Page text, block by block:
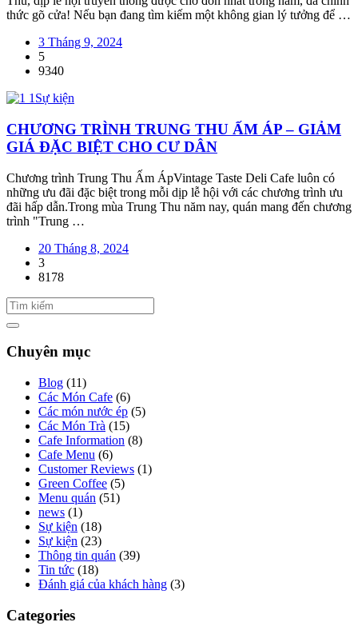
thức gõ cửa! Nếu bạn đang tìm kiếm một không gian lý tưởng để …
3 Tháng 9, 2024
5
9340
Sự kiện
CHƯƠNG TRÌNH TRUNG THU ẤM ÁP – GIẢM
GIÁ ĐẶC BIỆT CHO CƯ DÂN
Chương trình Trung Thu Ấm Áp ​Vintage Taste Deli Cafe luôn có
những ưu đãi đặc biệt trong mỗi dịp lễ hội với các chương trình ưu
đãi hấp dẫn.Trong mùa Trung Thu năm nay, quán mang đến chương
trình "Trung …
20 Tháng 8, 2024
3
8178
Chuyên mục
Blog (11)
Các Món Cafe (6)
Các món nước ép (5)
Các Món Trà (15)
Cafe Information (8)
Cafe Menu (6)
Customer Reviews (1)
Green Coffee (5)
Menu quán (51)
news (1)
Sự kiện (18)
Sự kiện (23)
Thông tin quán (39)
Tin tức (18)
Đánh giá của khách hàng (3)
Categories